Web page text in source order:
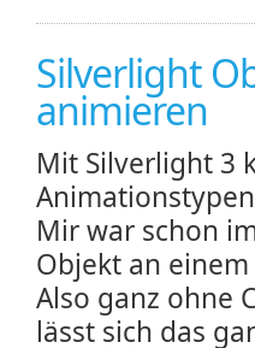
Silverlight
animieren
Mit Silverlight 3
Mir war schon
Objekt an
Also ganz ohne
lässt sich das